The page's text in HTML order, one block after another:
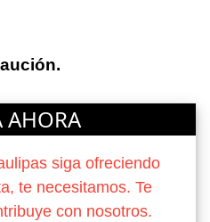
AHORA
siga ofreciendo
te necesitamos. Te
con nosotros.